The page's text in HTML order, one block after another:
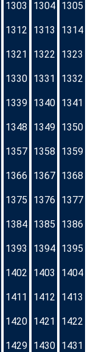
1303 1304 1305
1312 1313 1314
1321 1322 1323
1330 1331 1332
1339 1340 1341
1348 1349 1350
1357 1358 1359
1366 1367 1368
1375 1376 1377
1384 1385 1386
1393 1394 1395
1402 1403 1404
1411 1412 1413
1420 1421 1422
1429 1430 1431